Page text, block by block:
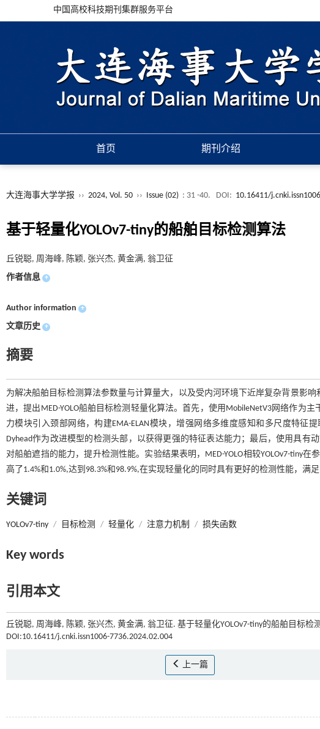
中国高校科技期刊集群服务平台
首页 期刊介绍
大连海事大学学报 ›› 2024, Vol. 50 ›› Issue (02) : 31 -40. DOI: 10.16411/
基于轻量化YOLOv7-tiny的船舶目标检测算法
丘锐聪, 周海峰, 陈颖, 张兴杰, 黄金满, 翁卫征
作者信息 +
Author information +
文章历史 +
摘要
为解决船舶目标检测算法参数量与计算量大，以及受内河环境下近岸复杂背景影
进，提出MED-YOLO船舶目标检测轻量化算法。首先，使用MobileNetV3网络作为
力模块引入颈部网络，构建EMA-ELAN模块，增强网络多维度感知和多尺度特征
Dyhead作为改进模型的检测头部，以获得更强的特征表达能力；最后，使用具有
对船舶遮挡的能力，提升检测性能。实验结果表明，MED-YOLO相较YOLOv7-tiny
高了1.4%和1.0%,达到98.3%和98.9%,在实现轻量化的同时具有更好的检测性能，
关键词
YOLOv7-tiny / 目标检测 / 轻量化 / 注意力机制 / 损失函数
Key words
引用本文
丘锐聪, 周海峰, 陈颖, 张兴杰, 黄金满, 翁卫征. 基于轻量化YOLOv7-tiny的船舶目标检
DOI:10.16411/j.cnki.issn1006-7736.2024.02.004
上一篇